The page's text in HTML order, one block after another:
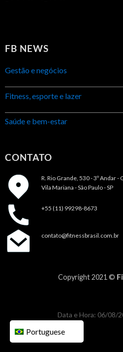
FB NEWS
Gestão e negócios
Fitness, esporte e lazer
Saúde e bem-estar
CONTATO
R. Rio Grande, 530 - 3º Andar -
Vila Mariana - São Paulo - SP
+55 (11) 99298-8673
contato@fitnessbrasil.com.br
Copyright 2021 ©
Data e Hora: 06/08/
Portuguese